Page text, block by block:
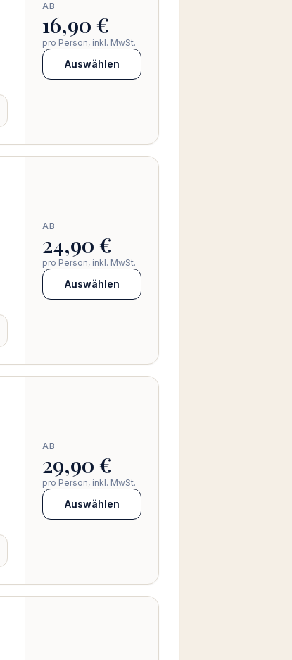
AB
16,90 €
pro Person, inkl. MwSt.
Auswählen
AB
24,90 €
pro Person, inkl. MwSt.
Auswählen
AB
29,90 €
pro Person, inkl. MwSt.
Auswählen